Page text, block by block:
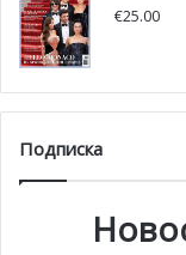
принят
решившие
могут заключать
de vie commune),
Это явный
€25.00
Подписка